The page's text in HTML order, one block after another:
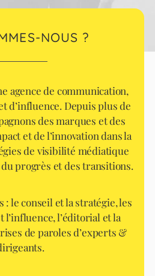
NOUS ?
agence de communication,
d’influence. Depuis plus de
des marques et des
et de l’innovation dans la
de visibilité médiatique
du progrès et des transitions.
: le conseil et la stratégie, les
l’éditorial et la
de paroles d’experts &